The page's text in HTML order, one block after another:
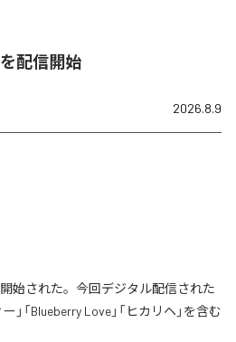
を配信開始
2026.8.9
開始された。今回デジタル配信された
「Blueberry Love」「ヒカリヘ」を含む